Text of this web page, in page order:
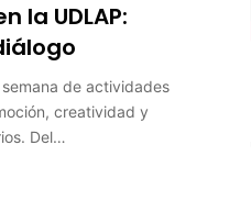
la UDLAP:
de actividades
creatividad y
Del…